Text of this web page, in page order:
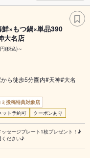
×もつ鍋×単品390
大名店
(税込)～
から徒歩5分圏内#天神#大名
ミ投稿特典対象店
ット予約可 クーポンあり
ッセージプレート1枚プレゼント！♪
ください♪